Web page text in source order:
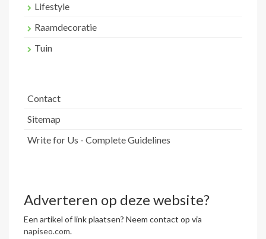
Lifestyle
Raamdecoratie
Tuin
Contact
Sitemap
Write for Us - Complete Guidelines
Adverteren op deze website?
Een artikel of link plaatsen? Neem contact op via
napiseo.com.